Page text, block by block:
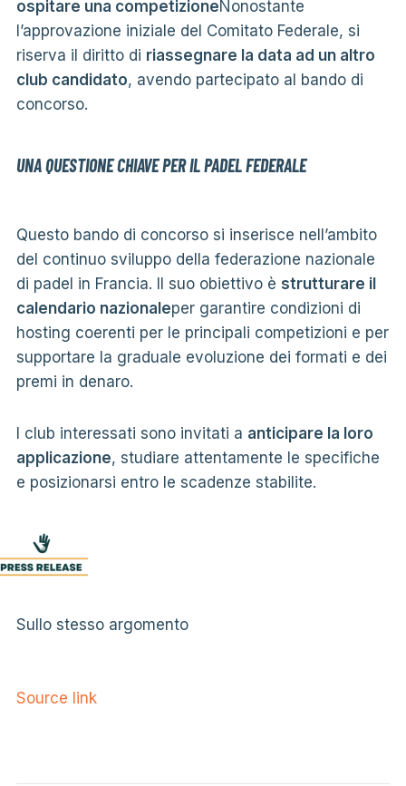
ospitare una competizioneNonostante
l’approvazione iniziale del Comitato Federale, si
riserva il diritto di riassegnare la data ad un altro
club candidato, avendo partecipato al bando di
concorso.
UNA QUESTIONE CHIAVE PER IL PADEL FEDERALE
Questo bando di concorso si inserisce nell’ambito
del continuo sviluppo della federazione nazionale
di padel in Francia. Il suo obiettivo è strutturare il
calendario nazionaleper garantire condizioni di
hosting coerenti per le principali competizioni e per
supportare la graduale evoluzione dei formati e dei
premi in denaro.
I club interessati sono invitati a anticipare la loro
applicazione, studiare attentamente le specifiche
e posizionarsi entro le scadenze stabilite.
Sullo stesso argomento
Source link